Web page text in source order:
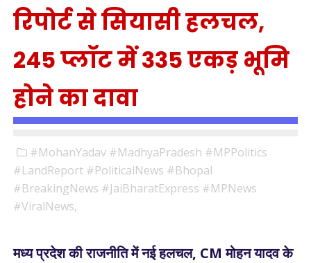
रिपोर्ट से सियासी हलचल,
245 प्लॉट में 335 एकड़ भूमि
होने का दावा
#MohanYadav #MadhyaPradesh #MPPolitics
#LandReport #PoliticalNews #Bhopal
#BreakingNews #JaiBharatExpress #MPNews
#ViralNews,
मध्य प्रदेश की राजनीति में नई हलचल, CM मोहन यादव के